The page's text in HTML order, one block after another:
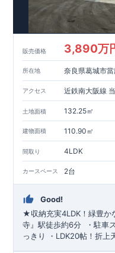
販売価格 3,890万
所在地 奈良県葛城市
アクセス 近鉄南大阪線
土地面積 132.25㎡
建物面積 110.90㎡
間取り 4LDK
カースペース 2台
Good!
★収納充実4LDK！緑豊か
寺』駅徒歩約6分 ​​・駐車
っきり
・ LDK20帖 ！折上